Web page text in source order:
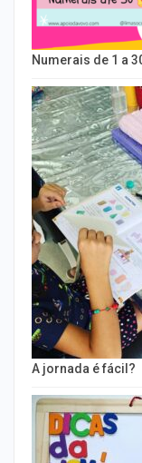
Numerais de 1 a
A jornada é fácil?